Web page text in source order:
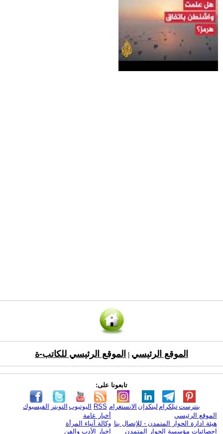
الموقع الرئيسي الموقع الرئيسي للكاتب-ة
تابعونا على:
الفيسبوك التويتر اليوتيوب RSS الانستغرام لينكدإن تيلكرامبنترست
الموقع الرئيسي
هيئة ادارة الحوار المتمدن - للإتصال بنا
إحصائيات مؤسسة الحوار المتمدن
أخبار عامة
وكالة أنباء المرأة
اخبار الأدب والفن